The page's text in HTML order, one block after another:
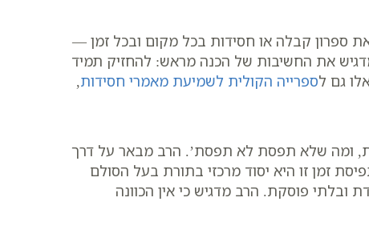
ספרון קבלה או חסידות בכל מקום ובכל זמן —
את החשיבות של הכנה מראש: להחזיק תמיד
גם לספרייה הקולית לשמיעת מאמרי חסידות,
ומה שלא תפסת לא תפסת’. הרב מבאר על דרך
זמן זו היא יסוד מרכזי בתורת בעל הסולם
פוסקת. הרב מדגיש כי אין הכוונה